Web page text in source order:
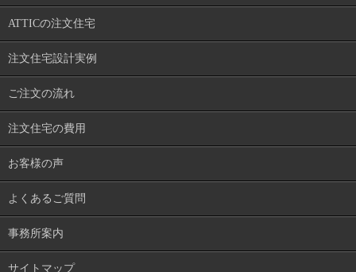
ATTICの注文住宅
注文住宅設計実例
ご注文の流れ
注文住宅の費用
お客様の声
よくあるご質問
事務所案内
サイトマップ